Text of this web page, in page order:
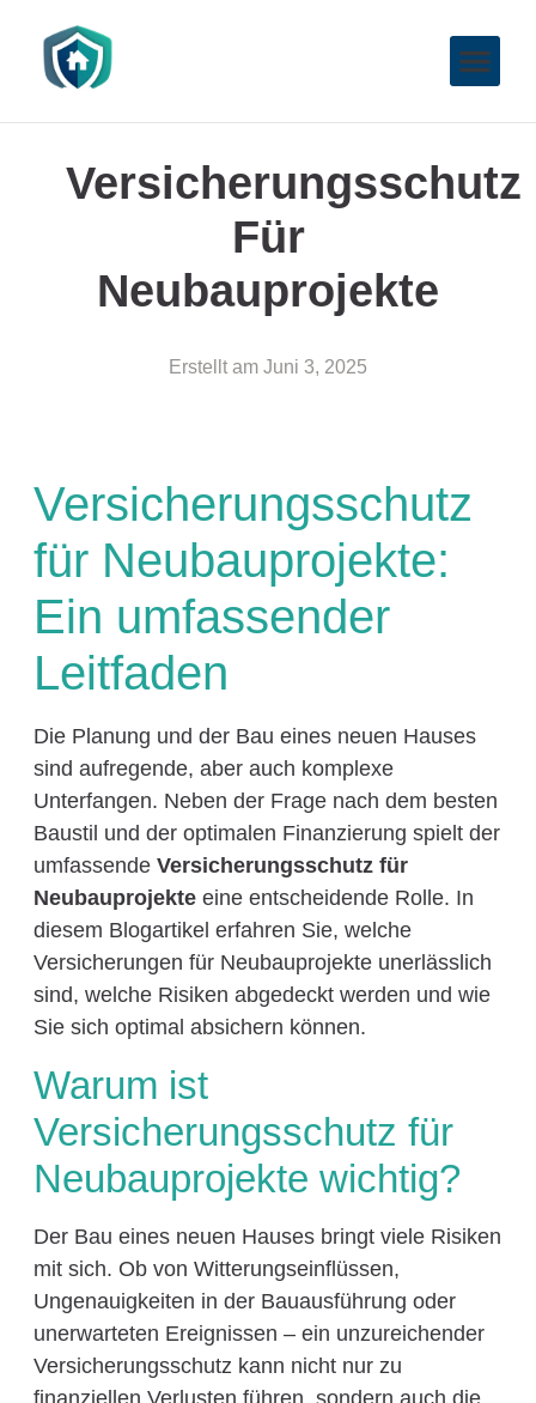
Versicherungsschutz
Für
Neubauprojekte
Erstellt am Juni 3, 2025
Versicherungsschutz
für Neubauprojekte:
Ein umfassender
Leitfaden
Die Planung und der Bau eines neuen Hauses
sind aufregende, aber auch komplexe
Unterfangen. Neben der Frage nach dem besten
Baustil und der optimalen Finanzierung spielt der
umfassende Versicherungsschutz für
Neubauprojekteeine entscheidende Rolle. In
diesem Blogartikel erfahren Sie, welche
Versicherungen für Neubauprojekte unerlässlich
sind, welche Risiken abgedeckt werden und wie
Sie sich optimal absichern können.
Warum ist
Versicherungsschutz für
Neubauprojekte wichtig?
Der Bau eines neuen Hauses bringt viele Risiken
mit sich. Ob von Witterungseinflüssen,
Ungenauigkeiten in der Bauausführung oder
unerwarteten Ereignissen – ein unzureichender
Versicherungsschutz kann nicht nur zu
finanziellen Verlusten führen, sondern auch die